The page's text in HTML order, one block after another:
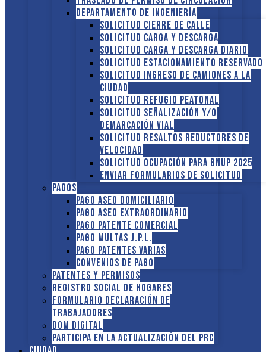
Departamento de Ingeniería
Solicitud Cierre de calle
Solicitud Carga y descarga
Solicitud Carga y descarga diario
Solicitud Estacionamiento reservado
Solicitud Ingreso de camiones a la
ciudad
Solicitud Refugio peatonal
Solicitud Señalización y/o
demarcación vial
Solicitud Resaltos reductores de
velocidad
Solicitud Ocupación para BNUP 2025
ENVIAR FORMULARIOS DE SOLICITUD
Pagos
Pago Aseo domiciliario
Pago Aseo extraordinario
Pago Patente comercial
Pago multas J.P.L.
Pago Patentes varias
Convenios de pago
Patentes y Permisos
Registro social de hogares
FORMULARIO DECLARACIÓN DE
TRABAJADORES
DOM Digital
Participa en la actualización del PRC